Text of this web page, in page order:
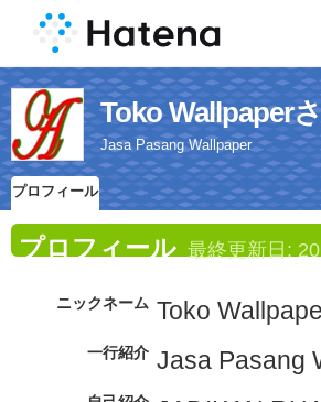
Toko Wallpaper
Jasa Pasang Wallpaper
プロフィール
プロフィール 最終更新日:
ニックネーム Toko
一行紹介 Jasa Pasang